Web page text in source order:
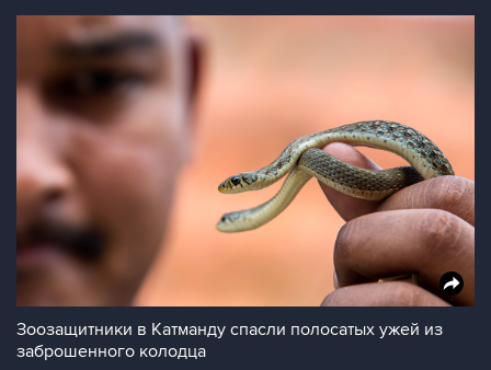
Зоозащитники в Катманду спасли полосатых ужей из
заброшенного колодца